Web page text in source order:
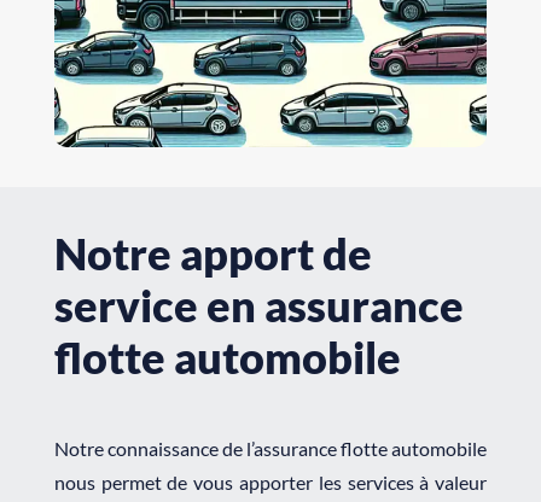
Notre apport de
service en assurance
flotte automobile
Notre connaissance de l’assurance flotte automobile
nous permet de vous apporter les services à valeur